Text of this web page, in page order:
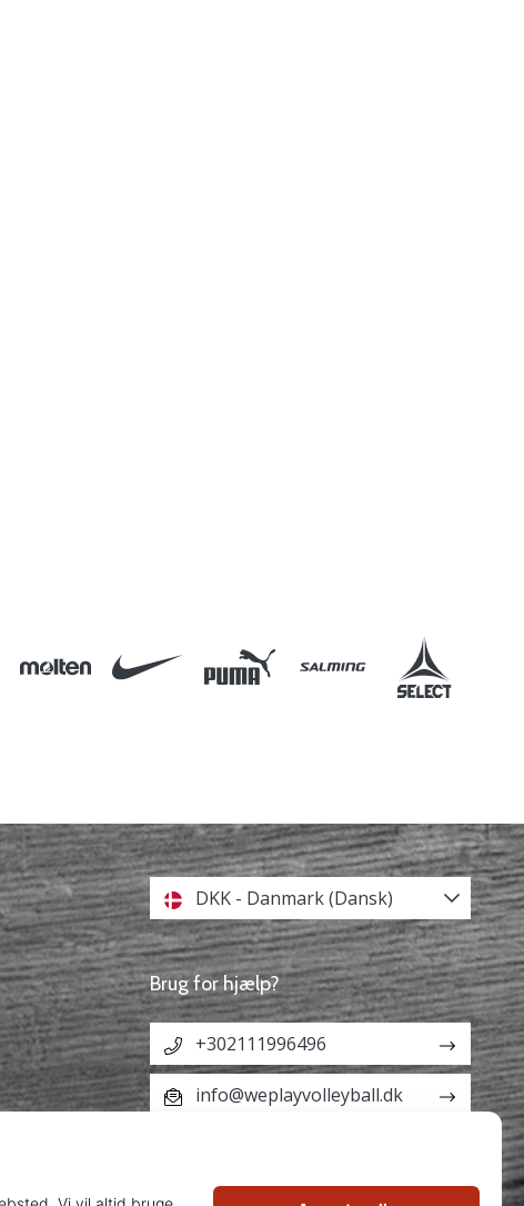
DKK - Danmark (Dansk)
Brug for hjælp?
+302111996496
info@weplayvolleyball.dk